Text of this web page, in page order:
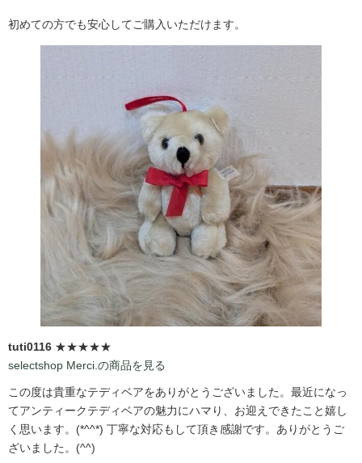
初めての方でも安心してご購入いただけます。
tuti0116 ★★★★★
selectshop Merci.の商品を見る
この度は貴重なテディベアをありがとうございました。最近になっ
てアンティークテディベアの魅力にハマり、お迎えできたこと嬉し
く思います。(*^^*) 丁寧な対応もして頂き感謝です。ありがとうご
ざいました。(^^)